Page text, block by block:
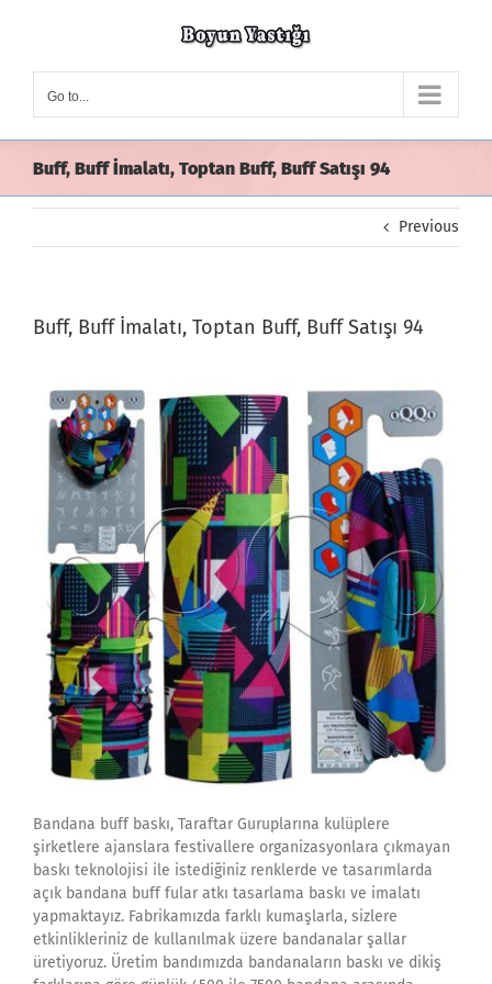
Go to...
Buff, Buff İmalatı, Toptan Buff, Buff Satışı 94
Previous
Buff, Buff İmalatı, Toptan Buff, Buff Satışı 94
Bandana buff baskı, Taraftar Guruplarına kulüplere
şirketlere ajanslara festivallere organizasyonlara çıkmayan
baskı teknolojisi ile istediğiniz renklerde ve tasarımlarda
açık bandana buff fular atkı tasarlama baskı ve imalatı
yapmaktayız. Fabrikamızda farklı kumaşlarla, sizlere
etkinlikleriniz de kullanılmak üzere bandanalar şallar
üretiyoruz. Üretim bandımızda bandanaların baskı ve dikiş